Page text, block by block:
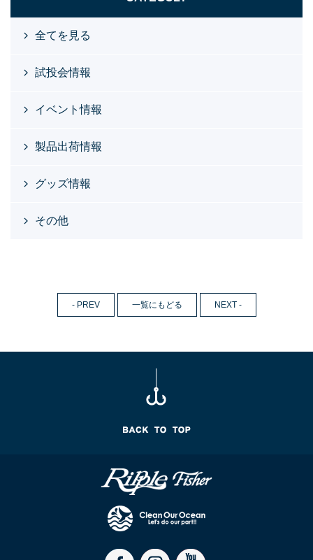
全てを見る
試投会情報
イベント情報
製品出荷情報
グッズ情報
その他
- PREV 一覧にもどる NEXT -